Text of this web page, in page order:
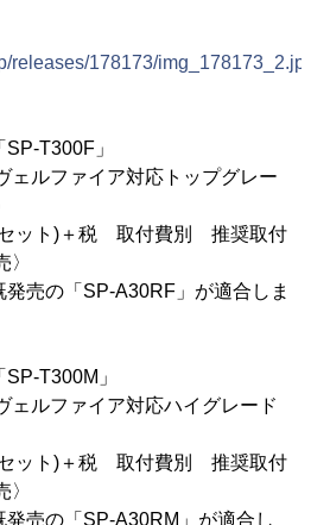
releases/178173/
T300F」
ェルファイア対応トップグレー
ット)＋税 取付費別 推奨取付
売の「SP-A30RF」が適合しま
T300M」
ェルファイア対応ハイグレード
ット)＋税 取付費別 推奨取付
売の「SP-A30RM」が適合し